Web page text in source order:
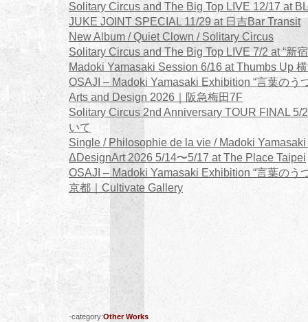
Solitary Circus and The Big Top LIVE 12/17 at
JUKE JOINT SPECIAL 11/29 at 日吉Bar Transit
New Album / Quiet Clown / Solitary Circus
Solitary Circus and The Big Top LIVE 7/2 at “新
Madoki Yamasaki Session 6/16 at Thumbs Up
OSAJI – Madoki Yamasaki Exhibition “言葉のう
Arts and Design 2026｜阪急梅田7F
Solitary Circus 2nd Anniversary TOUR FINAL 5/
いて
Single / Philosophie de la vie / Madoki
ΔDesignArt 2026 5/14〜5/17 at The Place Taipei
OSAJI – Madoki Yamasaki Exhibition “言葉のう
京都｜Cultivate Gallery
-category:Other Works